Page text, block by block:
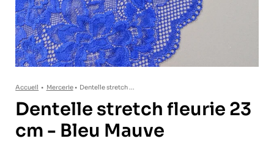
Accueil • Mercerie• Dentelle stretch ...
Dentelle stretch fleurie 23
cm - Bleu Mauve